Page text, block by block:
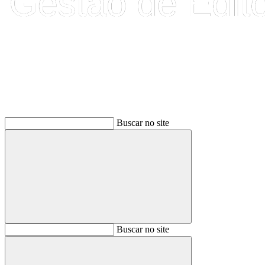
Buscar no site
BuscarBuscar no site